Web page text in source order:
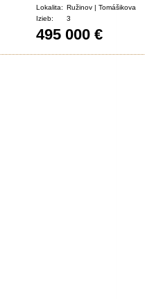
Lokalita: Ružinov | Tomášikova
Izieb:
3
495 000 €